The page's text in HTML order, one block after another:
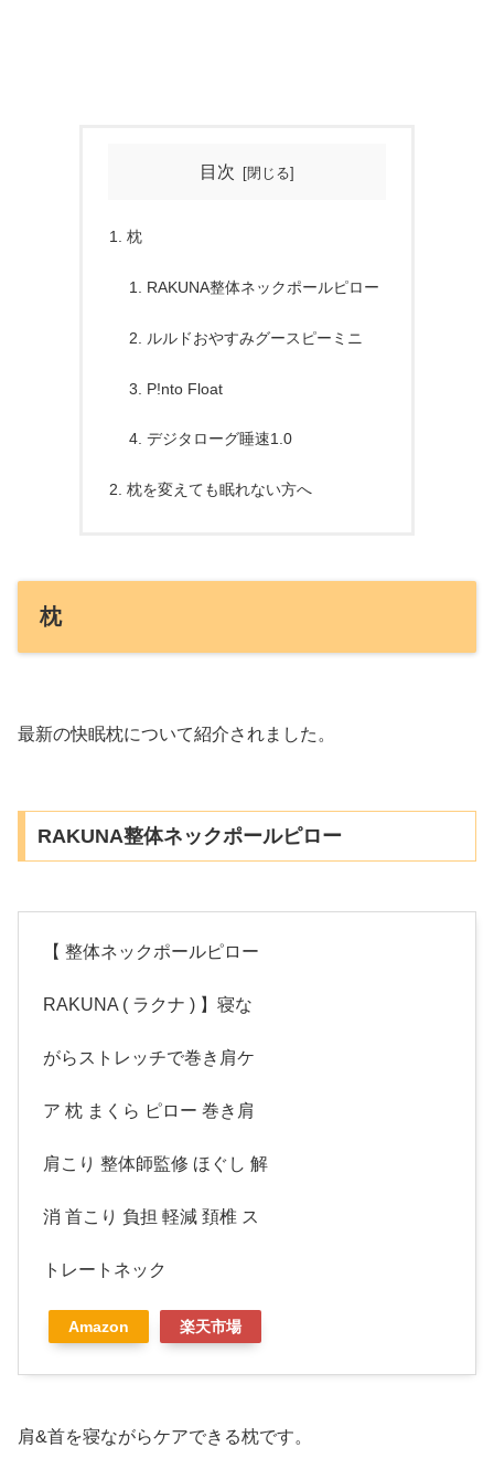
目次
枕
RAKUNA整体ネックポールピロー
ルルドおやすみグースピーミニ
P!nto Float
デジタローグ睡速1.0
枕を変えても眠れない方へ
枕
最新の快眠枕について紹介されました。
RAKUNA整体ネックポールピロー
【 整体ネックポールピロー
RAKUNA ( ラクナ ) 】寝な
がらストレッチで巻き肩ケ
ア 枕 まくら ピロー 巻き肩
肩こり 整体師監修 ほぐし 解
消 首こり 負担 軽減 頚椎 ス
トレートネック
Amazon 楽天市場
肩&首を寝ながらケアできる枕です。